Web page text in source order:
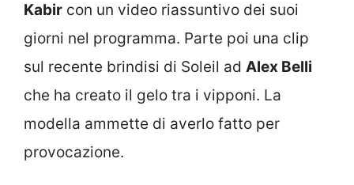
Kabir con un video riassuntivo dei suoi
giorni nel programma. Parte poi una clip
sul recente brindisi di Soleil ad Alex Belli
che ha creato il gelo tra i vipponi. La
modella ammette di averlo fatto per
provocazione.